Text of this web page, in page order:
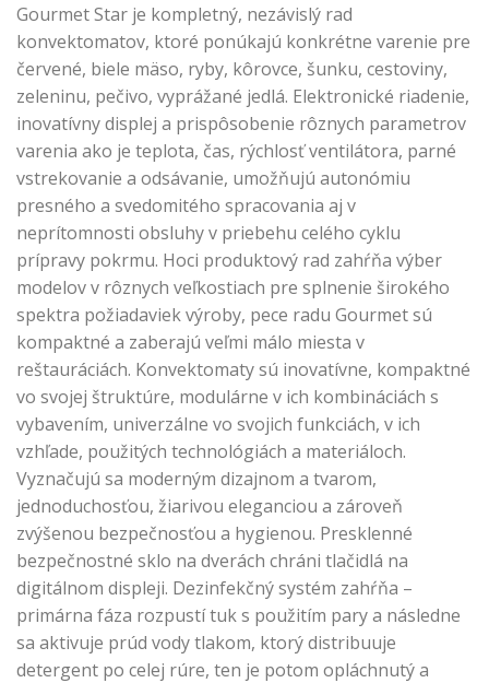
Gourmet Star je kompletný, nezávislý rad
konvektomatov, ktoré ponúkajú konkrétne varenie pre
červené, biele mäso, ryby, kôrovce, šunku, cestoviny,
zeleninu, pečivo, vyprážané jedlá. Elektronické riadenie,
inovatívny displej a prispôsobenie rôznych parametrov
varenia ako je teplota, čas, rýchlosť ventilátora, parné
vstrekovanie a odsávanie, umožňujú autonómiu
presného a svedomitého spracovania aj v
neprítomnosti obsluhy v priebehu celého cyklu
prípravy pokrmu. Hoci produktový rad zahŕňa výber
modelov v rôznych veľkostiach pre splnenie širokého
spektra požiadaviek výroby, pece radu Gourmet sú
kompaktné a zaberajú veľmi málo miesta v
reštauráciách. Konvektomaty sú inovatívne, kompaktné
vo svojej štruktúre, modulárne v ich kombináciách s
vybavením, univerzálne vo svojich funkciách, v ich
vzhľade, použitých technológiách a materiáloch.
Vyznačujú sa moderným dizajnom a tvarom,
jednoduchosťou, žiarivou eleganciou a zároveň
zvýšenou bezpečnosťou a hygienou. Presklenné
bezpečnostné sklo na dverách chráni tlačidlá na
digitálnom displeji. Dezinfekčný systém zahŕňa –
primárna fáza rozpustí tuk s použitím pary a následne
sa aktivuje prúd vody tlakom, ktorý distribuuje
detergent po celej rúre, ten je potom opláchnutý a